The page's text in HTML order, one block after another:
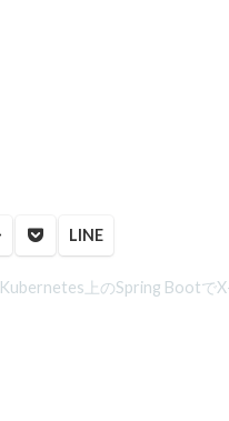
LINE
Kubernetes上のSpring Bootで